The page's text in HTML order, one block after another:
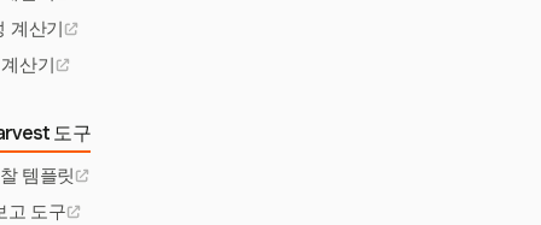
계산기
산기
도구
템플릿
고 도구